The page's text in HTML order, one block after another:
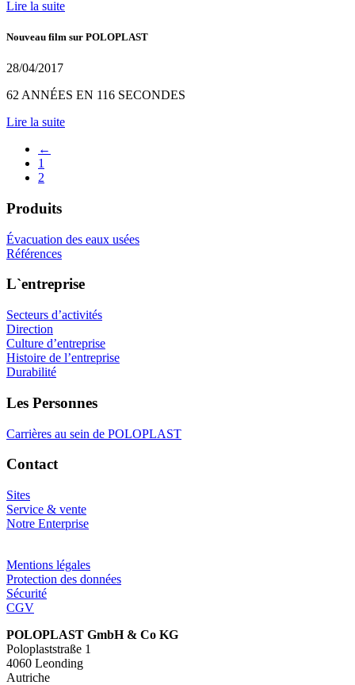
Lire la suite
Nouveau film sur POLOPLAST
28/04/2017
62 ANNÉES EN 116 SECONDES
Lire la suite
←
1
2
Produits
Évacuation des eaux usées
Références
L`entreprise
Secteurs d’activités
Direction
Culture d’entreprise
Histoire de l’entreprise
Durabilité
Les Personnes
Carrières au sein de POLOPLAST
Contact
Sites
Service & vente
Notre Enterprise
Mentions légales
Protection des données
Sécurité
CGV
POLOPLAST GmbH & Co KG
Poloplaststraße 1
4060 Leonding
Autriche